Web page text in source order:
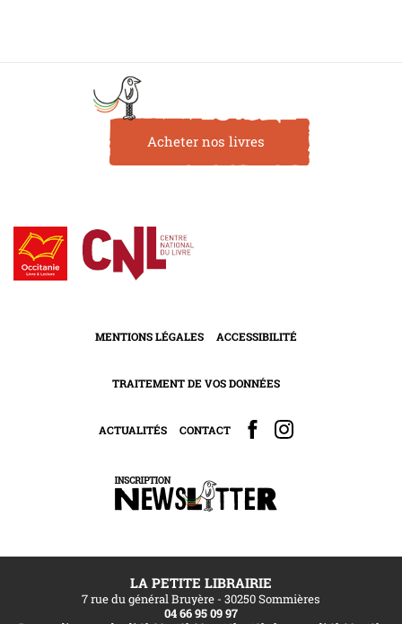
Acheter nos livres
MENTIONS LÉGALES ACCESSIBILITÉ
TRAITEMENT DE VOS DONNÉES
ACTUALITÉS CONTACT
LA PETITE LIBRAIRIE
7 rue du général Bruyère - 30250 Sommières
04 66 95 09 97